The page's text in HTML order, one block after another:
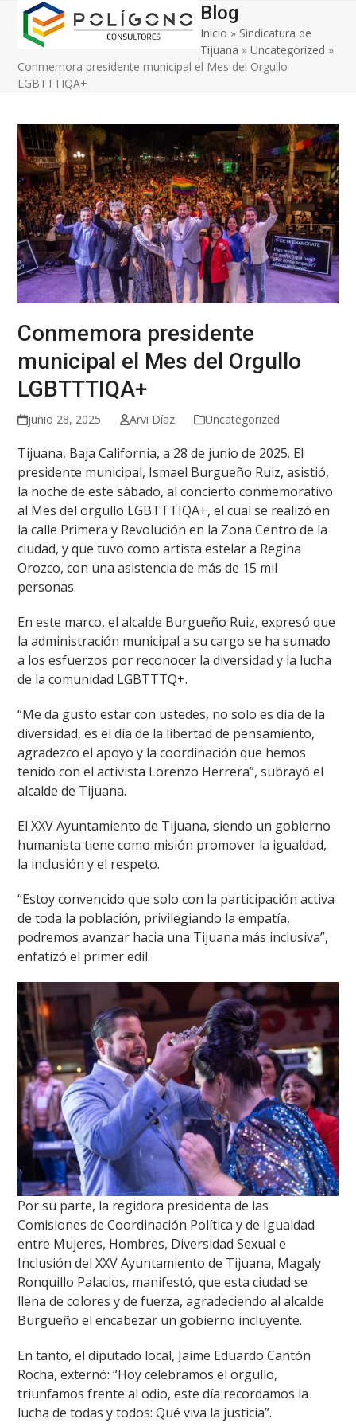
Skip
content
Open
mobile
menu
Close
mobile
menu
Blog
Inicio » Sindicatura de
Tijuana »Uncategorized »
Conmemora presidente municipal el Mes del Orgullo
LGBTTTIQA+
Conmemora presidente
municipal el Mes del Orgullo
LGBTTTIQA+
junio 28, 2025 Arvi Díaz Uncategorized
Tijuana, Baja California, a 28 de junio de 2025. El
presidente municipal, Ismael Burgueño Ruiz, asistió,
la noche de este sábado, al concierto conmemorativo
al Mes del orgullo LGBTTTIQA+, el cual se realizó en
la calle Primera y Revolución en la Zona Centro de la
ciudad, y que tuvo como artista estelar a Regina
Orozco, con una asistencia de más de 15 mil
personas.
En este marco, el alcalde Burgueño Ruiz, expresó que
la administración municipal a su cargo se ha sumado
a los esfuerzos por reconocer la diversidad y la lucha
de la comunidad LGBTTTQ+.
“Me da gusto estar con ustedes, no solo es día de la
diversidad, es el día de la libertad de pensamiento,
agradezco el apoyo y la coordinación que hemos
tenido con el activista Lorenzo Herrera”, subrayó el
alcalde de Tijuana.
El XXV Ayuntamiento de Tijuana, siendo un gobierno
humanista tiene como misión promover la igualdad,
la inclusión y el respeto.
“Estoy convencido que solo con la participación activa
de toda la población, privilegiando la empatía,
podremos avanzar hacia una Tijuana más inclusiva”,
enfatizó el primer edil.
Por su parte, la regidora presidenta de las
Comisiones de Coordinación Política y de Igualdad
entre Mujeres, Hombres, Diversidad Sexual e
Inclusión del XXV Ayuntamiento de Tijuana, Magaly
Ronquillo Palacios, manifestó, que esta ciudad se
llena de colores y de fuerza, agradeciendo al alcalde
Burgueño el encabezar un gobierno incluyente.
En tanto, el diputado local, Jaime Eduardo Cantón
Rocha, externó: “Hoy celebramos el orgullo,
triunfamos frente al odio, este día recordamos la
lucha de todas y todos: Qué viva la justicia”.